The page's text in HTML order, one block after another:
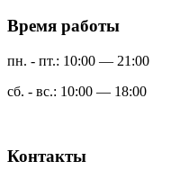
Время работы
пн. - пт.: 10:00 — 21:00
сб. - вс.: 10:00 — 18:00
Контакты